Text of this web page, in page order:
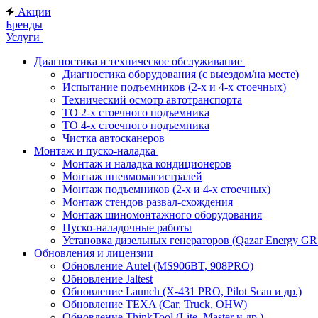
Акции
Бренды
Услуги
Диагностика и техническое обслуживание
Диагностика оборудования (с выездом/на месте)
Испытание подъемников (2-х и 4-х стоечных)
Технический осмотр автотранспорта
ТО 2-х стоечного подъемника
ТО 4-х стоечного подъемника
Чистка автосканеров
Монтаж и пуско-наладка
Монтаж и наладка кондиционеров
Монтаж пневмомагистралей
Монтаж подъемников (2-х и 4-х стоечных)
Монтаж стендов развал-схождения
Монтаж шиномонтажного оборудования
Пуско-наладочные работы
Установка дизельных генераторов (Qazar Energy
Обновления и лицензии
Обновление Autel (MS906BT, 908PRO)
Обновление Jaltest
Обновление Launch (X-431 PRO, Pilot Scan и др.)
Обновление TEXA (Car, Truck, OHW)